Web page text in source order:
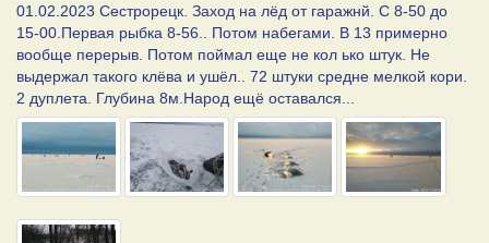
01.02.2023 Сестрорецк. Заход на лёд от гаражнй. С 8-50 до
15-00.Первая рыбка 8-56.. Потом набегами. В 13 примерно
вообще перерыв. Потом поймал еще не кол ько штук. Не
выдержал такого клёва и ушёл.. 72 штуки средне мелкой кори.
2 дуплета. Глубина 8м.Народ ещё оставался...